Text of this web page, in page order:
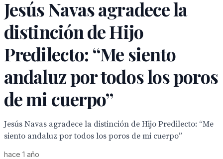
Jesús Navas agradece la
distinción de Hijo
Predilecto: “Me siento
andaluz por todos los poros
de mi cuerpo”
Jesús Navas agradece la distinción de Hijo Predilecto: “Me
siento andaluz por todos los poros de mi cuerpo”
hace 1 año